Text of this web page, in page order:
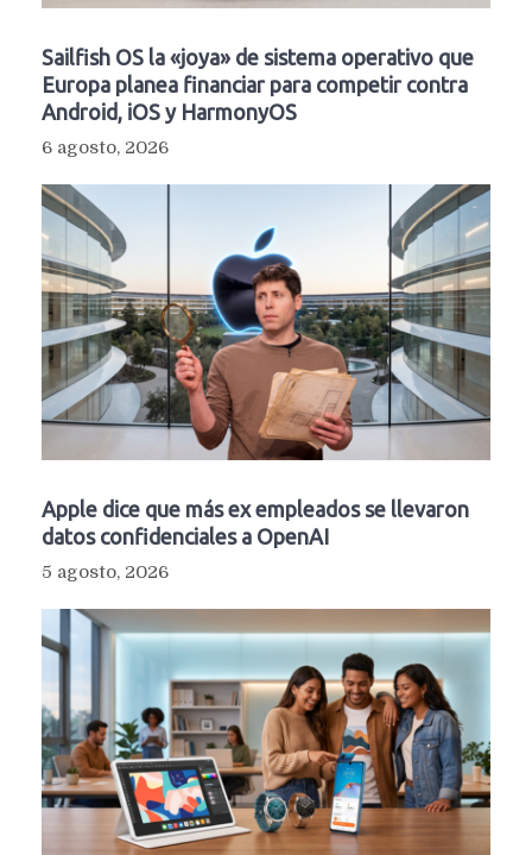
Sailfish OS la «joya» de sistema operativo que
Europa planea financiar para competir contra
Android, iOS y HarmonyOS
6 agosto, 2026
Apple dice que más ex empleados se llevaron
datos confidenciales a OpenAI
5 agosto, 2026